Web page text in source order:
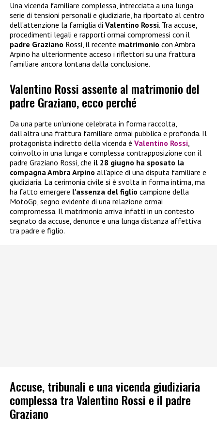
Una vicenda familiare complessa, intrecciata a una lunga
serie di tensioni personali e giudiziarie, ha riportato al centro
dell’attenzione la famiglia di Valentino Rossi. Tra accuse,
procedimenti legali e rapporti ormai compromessi con il
padre Graziano Rossi, il recente matrimonio con Ambra
Arpino ha ulteriormente acceso i riflettori su una frattura
familiare ancora lontana dalla conclusione.
Valentino Rossi assente al matrimonio del
padre Graziano, ecco perché
Da una parte un’unione celebrata in forma raccolta,
dall’altra una frattura familiare ormai pubblica e profonda. Il
protagonista indiretto della vicenda è Valentino Rossi
coinvolto in una lunga e complessa contrapposizione con il
padre Graziano Rossi, che il 28 giugno ha sposato la
compagna Ambra Arpino all’apice di una disputa familiare e
giudiziaria. La cerimonia civile si è svolta in forma intima, ma
ha fatto emergere l’assenza del figlio campione della
MotoGp, segno evidente di una relazione ormai
compromessa. Il matrimonio arriva infatti in un contesto
segnato da accuse, denunce e una lunga distanza affettiva
tra padre e figlio.
Accuse, tribunali e una vicenda giudiziaria
complessa tra Valentino Rossi e il padre
Graziano